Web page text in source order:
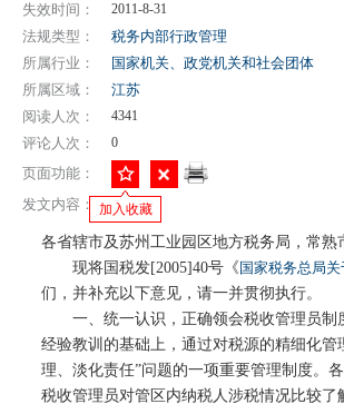
失效时间： 2011-8-31
法规类型：
税务内部行政管理
所属行业：
国家机关、政党机关和社会团体
所属区域：
江苏
阅读人次：
4341
评论人次： 0
页面功能：
加入收藏
发文内容：
各省辖市及苏州工业园区地方税务局，常熟
现将国税发[2005]40号《 国家税务总局
们，并补充以下意见，请一并贯彻执行。
一、统一认识，正确领会税收管理员制
经验教训的基础上，通过对税源的精细化
理、淡化责任”问题的一项重要管理制度。
税收管理员对管区内纳税人涉税情况比较